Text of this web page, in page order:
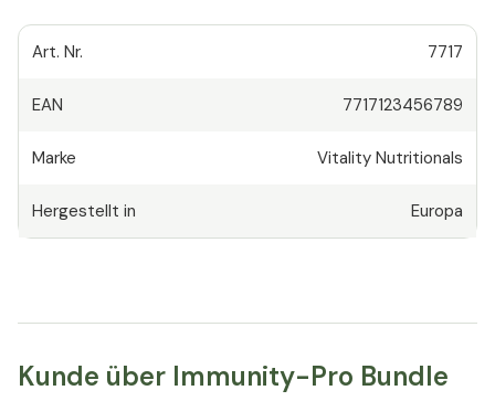
Art. Nr. 7717
EAN 7717123456789
Marke Vitality Nutritionals
Hergestellt in Europa
Kunde über Immunity-Pro Bundle